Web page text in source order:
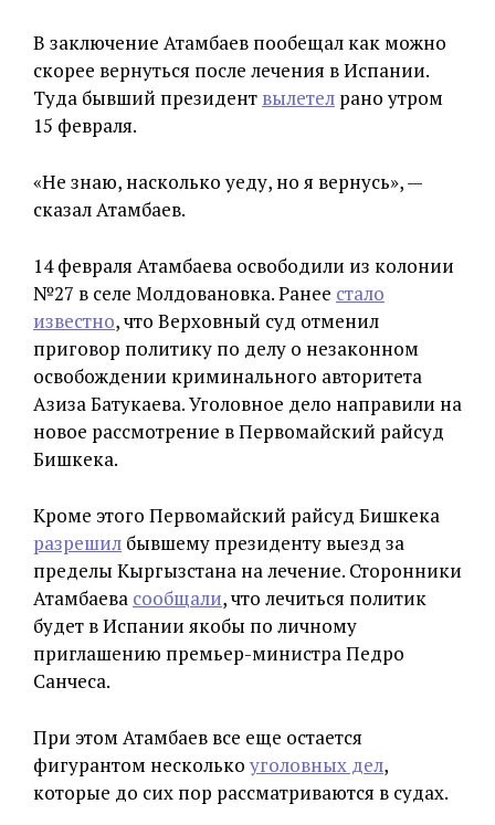
В заключение Атамбаев пообещал как можно
скорее вернуться после лечения в Испании.
Туда бывший президент вылетел рано утром
15 февраля.
«Не знаю, насколько уеду, но я вернусь», —
сказал Атамбаев.
14 февраля Атамбаева освободили из колонии
№27 в селе Молдовановка. Ранее стало
известно, что Верховный суд отменил
приговор политику по делу о незаконном
освобождении криминального авторитета
Азиза Батукаева. Уголовное дело направили на
новое рассмотрение в Первомайский райсуд
Бишкека.
Кроме этого Первомайский райсуд Бишкека
разрешил бывшему президенту выезд за
пределы Кыргызстана на лечение. Сторонники
Атамбаева сообщали, что лечиться политик
будет в Испании якобы по личному
приглашению премьер-министра Педро
Санчеса.
При этом Атамбаев все еще остается
фигурантом несколько уголовных дел,
которые до сих пор рассматриваются в судах.